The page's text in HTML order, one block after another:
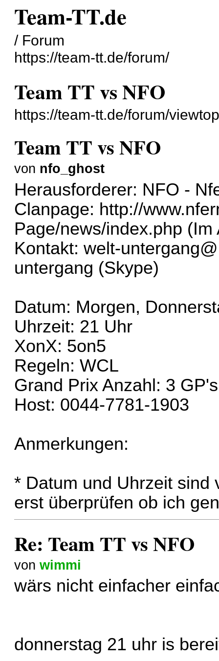
Team-TT.de
/ Forum
https://team-tt.de/forum/
Team TT vs NFO
https://team-tt.de/forum/
Team TT vs NFO
von nfo_ghost
Herausforderer: NFO -
Clanpage: http://
Page/news/index.php (Im
Kontakt:welt-
untergang (Skype)
Datum: Morgen,
Uhrzeit: 21 Uhr
XonX: 5on5
Regeln: WCL
Grand Prix Anzahl: 3 GP's
Host: 0044-7781-1903
Anmerkungen:
* Datum und Uhrzeit sind
erst überprüfen ob ich
Re: Team TT vs NFO
vonwimmi
wärs nicht einfacher
donnerstag 21 uhr is